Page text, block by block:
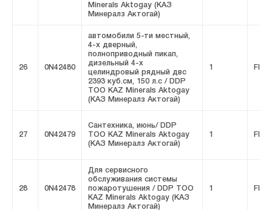
Minerals Aktogay (КАЗ
Минералз Актогай)
26 0N42480
автомобили 5-ти местный,
4-х дверный,
полноприводный пикап,
дизельный 4-х
целиндровый рядный двс
2393 куб.см, 150 л.с / DDP
ТОО KAZ Minerals Aktogay
(КАЗ Минералз Актогай)
1 FIVE
27 0N42479
Сантехника, июнь/ DDP
ТОО KAZ Minerals Aktogay
(КАЗ Минералз Актогай)
1 FIVE
28 0N42478
Для сервисного
обслуживания системы
пожаротушения / DDP ТОО
KAZ Minerals Aktogay (КАЗ
Минералз Актогай)
1 FIVE